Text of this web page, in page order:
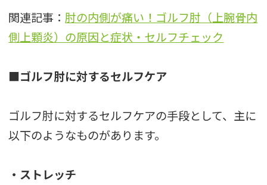
関連記事：肘の内側が痛い！ゴルフ肘（上腕骨内
側上顆炎）の原因と症状・セルフチェック
■ゴルフ肘に対するセルフケア
ゴルフ肘に対するセルフケアの手段として、主に
以下のようなものがあります。
・ストレッチ